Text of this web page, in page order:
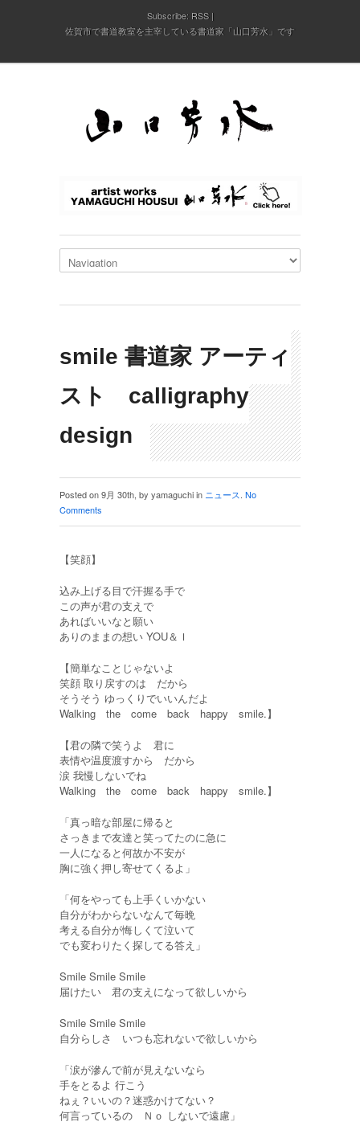
Subscribe: RSS
佐賀市で書道教室を主宰している書道家「山口芳水」です
smile 書道家 アーティ
スト calligraphy
design
Posted on 9月 30th, by yamaguchi in ニュース. No
Comments
【笑顔】
込み上げる目で汗握る手で
この声が君の支えで
あればいいなと願い
ありのままの想い YOU＆Ｉ
【簡単なことじゃないよ
笑顔 取り戻すのは だから
そうそう ゆっくりでいいんだよ
Walking the come back happy smile.】
【君の隣で笑うよ 君に
表情や温度渡すから だから
涙 我慢しないでね
Walking the come back happy smile.】
「真っ暗な部屋に帰ると
さっきまで友達と笑ってたのに急に
一人になると何故か不安が
胸に強く押し寄せてくるよ」
「何をやっても上手くいかない
自分がわからないなんて毎晩
考える自分が悔しくて泣いて
でも変わりたく探してる答え」
Smile Smile Smile
届けたい 君の支えになって欲しいから
Smile Smile Smile
自分らしさ いつも忘れないで欲しいから
「涙が滲んで前が見えないなら
手をとるよ 行こう
ねぇ？いいの？迷惑かけてない？
何言っているの Ｎｏ しないで遠慮」